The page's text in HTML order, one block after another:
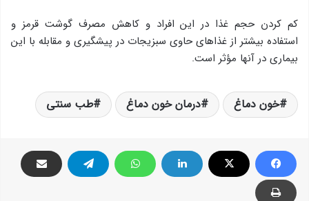
کم کردن حجم غذا در این افراد و کاهش مصرف گوشت قرمز و
استفاده بیشتر از غذاهای حاوی سبزیجات در پیشگیری و مقابله با این
بیماری در آنها مؤثر است.
خون دماغ درمان خون دماغ طب سنتی